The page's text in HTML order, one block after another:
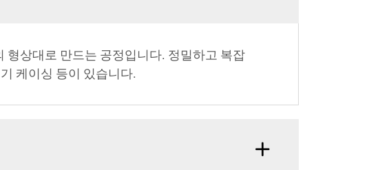
형상대로 만드는 공정입니다. 정밀하고 복잡
케이싱 등이 있습니다.